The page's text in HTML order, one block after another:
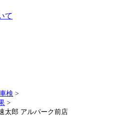
て
検 >
>
太郎 アルパーク前店